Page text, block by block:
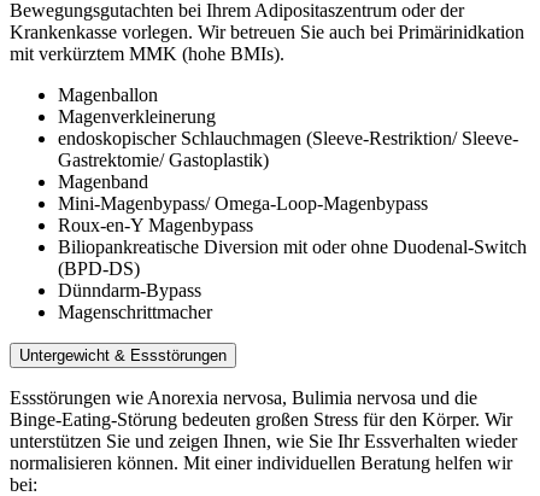
Bewegungsgutachten bei Ihrem Adipositaszentrum oder der
Krankenkasse vorlegen. Wir betreuen Sie auch bei Primärinidkation
mit verkürztem MMK (hohe BMIs).
Magenballon
Magenverkleinerung
endoskopischer Schlauchmagen (Sleeve-Restriktion/ Sleeve-
Gastrektomie/ Gastoplastik)
Magenband
Mini-Magenbypass/ Omega-Loop-Magenbypass
Roux-en-Y Magenbypass
Biliopankreatische Diversion mit oder ohne Duodenal-Switch
(BPD-DS)
Dünndarm-Bypass
Magenschrittmacher
Untergewicht & Essstörungen
Essstörungen wie Anorexia nervosa, Bulimia nervosa und die
Binge-Eating-Störung bedeuten großen Stress für den Körper. Wir
unterstützen Sie und zeigen Ihnen, wie Sie Ihr Essverhalten wieder
normalisieren können. Mit einer individuellen Beratung helfen wir
bei: